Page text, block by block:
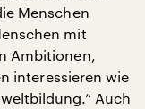
Menschen
mit
Ambitionen,
interessieren wie
Auch